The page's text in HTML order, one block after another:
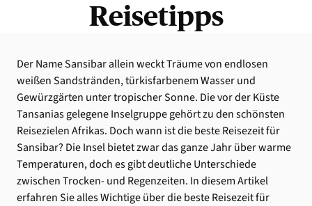
Reisetipps
Der Name Sansibar allein weckt Träume von endlosen
weißen Sandstränden, türkisfarbenem Wasser und
Gewürzgärten unter tropischer Sonne. Die vor der Küste
Tansanias gelegene Inselgruppe gehört zu den schönsten
Reisezielen Afrikas. Doch wann ist die beste Reisezeit für
Sansibar? Die Insel bietet zwar das ganze Jahr über warme
Temperaturen, doch es gibt deutliche Unterschiede
zwischen Trocken- und Regenzeiten. In diesem Artikel
erfahren Sie alles Wichtige über die beste Reisezeit für